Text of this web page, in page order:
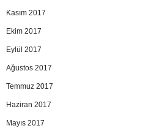
Kasım 2017
Ekim 2017
Eylül 2017
Ağustos 2017
Temmuz 2017
Haziran 2017
Mayıs 2017